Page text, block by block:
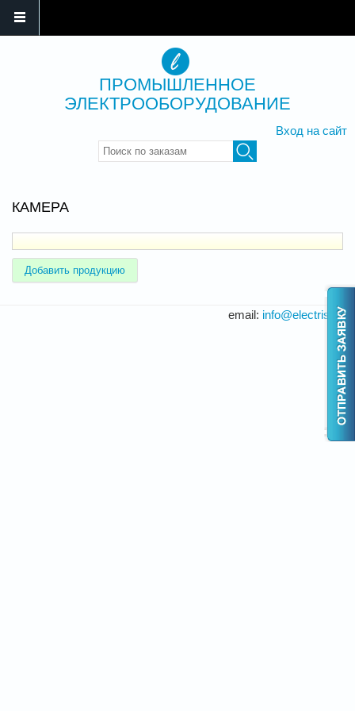
ПРОМЫШЛЕННОЕ
ЭЛЕКТРООБОРУДОВАНИЕ
Вход на сайт
Введите ключевые слова для
КАМЕРА
Добавить продукцию
email: info@electris.ru